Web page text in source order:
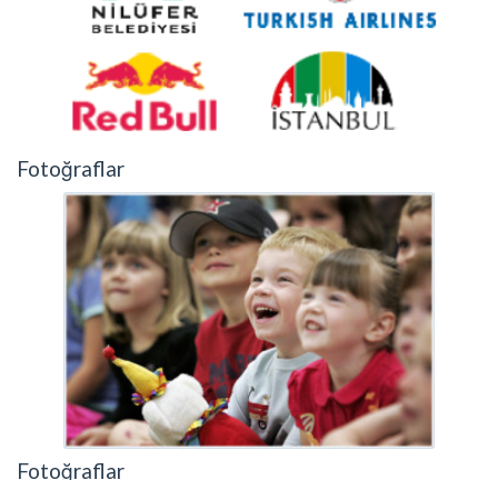
Fotoğraflar
Fotoğraflar